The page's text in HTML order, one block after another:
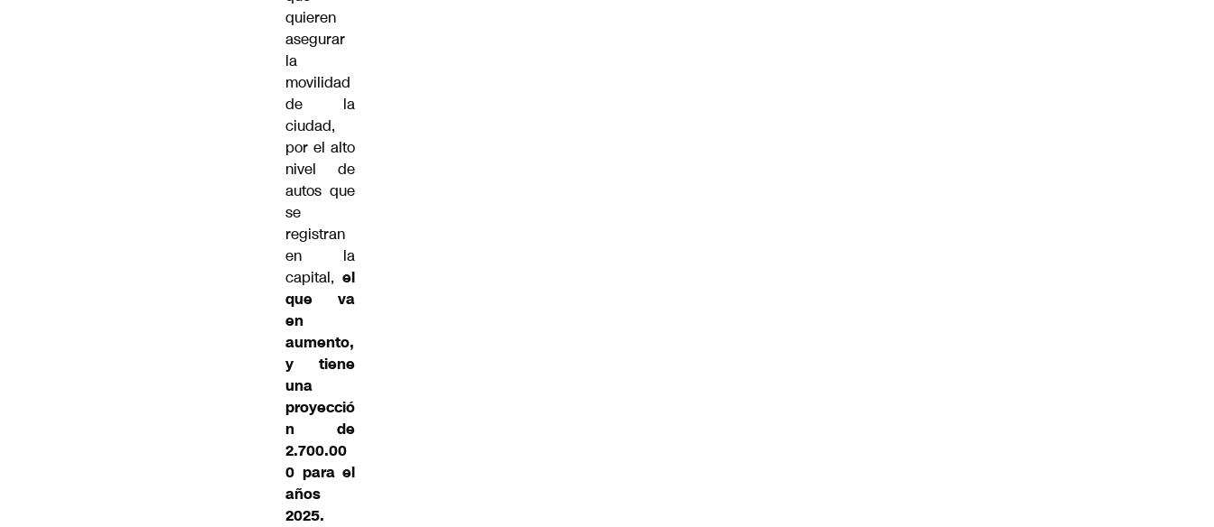
quieren
asegurar
la
movilidad
de la
ciudad,
por el alto
nivel de
autos que
se
registran
en la
capital,el
que va
en
aumento,
y tiene
una
proyecció
n de
2.700.00
0 para el
años
2025.